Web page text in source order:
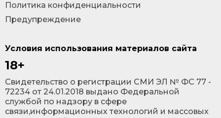
Условия использования материалов сайта
18+
Cвидетельство о регистрации СМИ ЭЛ № ФС 77 -
72234 от 24.01.2018 выдано Федеральной
службой по надзору в сфере
связи,информационных технологий и массовых
Политика конфиденциальности
Предупреждение